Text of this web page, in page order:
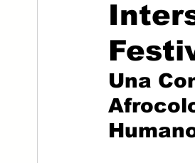
LGBTQ+
Activismo queer
Una